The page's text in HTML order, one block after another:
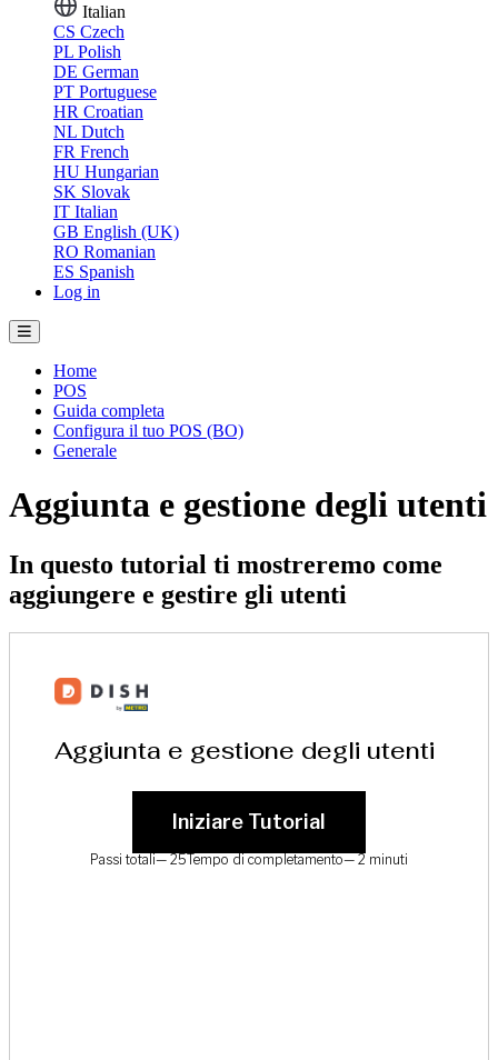
Italian
CS Czech
PL Polish
DE German
PT Portuguese
HR Croatian
NL Dutch
FR French
HU Hungarian
SK Slovak
IT Italian
GB English (UK)
RO Romanian
ES Spanish
Log in
Home
POS
Guida completa
Configura il tuo POS (BO)
Generale
Aggiunta e gestione degli utenti
In questo tutorial ti mostreremo come
aggiungere e gestire gli utenti